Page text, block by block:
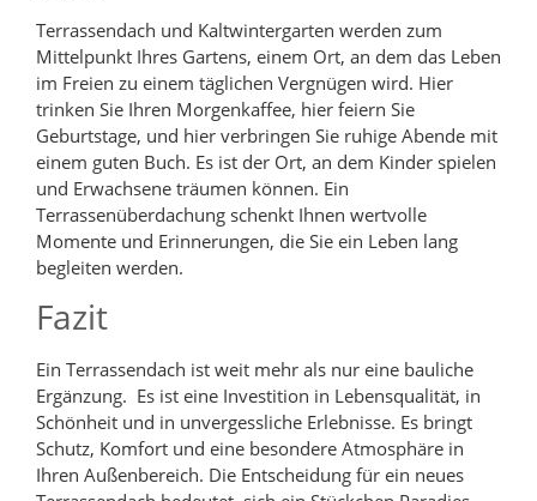
Terrassendach und Kaltwintergarten werden zum
Mittelpunkt Ihres Gartens, einem Ort, an dem das Leben
im Freien zu einem täglichen Vergnügen wird. Hier
trinken Sie Ihren Morgenkaffee, hier feiern Sie
Geburtstage, und hier verbringen Sie ruhige Abende mit
einem guten Buch. Es ist der Ort, an dem Kinder spielen
und Erwachsene träumen können. Ein
Terrassenüberdachung schenkt Ihnen wertvolle
Momente und Erinnerungen, die Sie ein Leben lang
begleiten werden.
Fazit
Ein Terrassendach ist weit mehr als nur eine bauliche
Ergänzung. Es ist eine Investition in Lebensqualität, in
Schönheit und in unvergessliche Erlebnisse. Es bringt
Schutz, Komfort und eine besondere Atmosphäre in
Ihren Außenbereich. Die Entscheidung für ein neues